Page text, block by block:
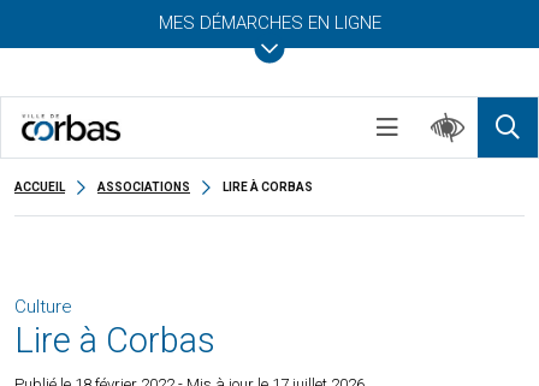
MES DÉMARCHES EN LIGNE
ACCUEIL ASSOCIATIONS LIRE À CORBAS
Culture
Lire à Corbas